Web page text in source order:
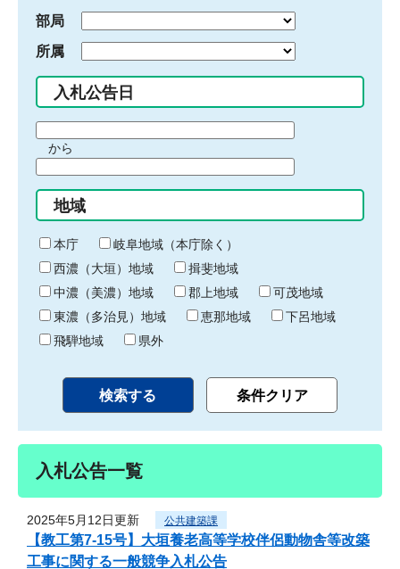
部局
所属
入札公告日
間
始
り
から
間
終
わ
り
地域
本庁
岐阜地域（本庁除く）
西濃（大垣）地域
揖斐地域
中濃（美濃）地域
郡上地域
可茂地域
東濃（多治見）地域
恵那地域
下呂地域
飛騨地域
県外
入札公告一覧
2025年5月12日更新 公共建築課
【教工第7-15号】大垣養老高等学校伴侶動物舎等改築
工事に関する一般競争入札公告